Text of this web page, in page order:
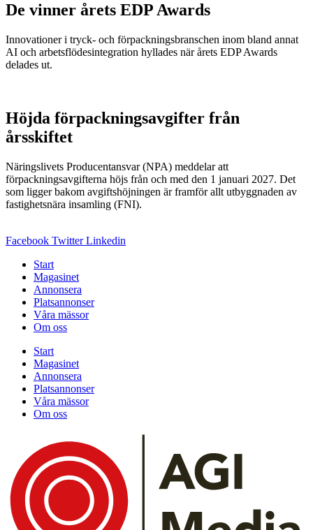
De vinner årets EDP Awards
Innovationer i tryck- och förpackningsbranschen inom bland annat
AI och arbetsflödesintegration hyllades när årets EDP Awards
delades ut.
Höjda förpackningsavgifter från
årsskiftet
Näringslivets Producentansvar (NPA) meddelar att
förpackningsavgifterna höjs från och med den 1 januari 2027. Det
som ligger bakom avgiftshöjningen är framför allt utbyggnaden av
fastighetsnära insamling (FNI).
Facebook Twitter Linkedin
Start
Magasinet
Annonsera
Platsannonser
Våra mässor
Om oss
Start
Magasinet
Annonsera
Platsannonser
Våra mässor
Om oss